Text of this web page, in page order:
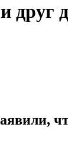
друг